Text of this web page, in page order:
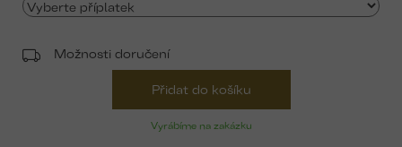
Vyrábíme na zakázku
Možnosti doručení
Přidat do košíku